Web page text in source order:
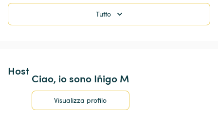
Tutto
Host
Ciao, io sono Iñigo M
Visualizza profilo